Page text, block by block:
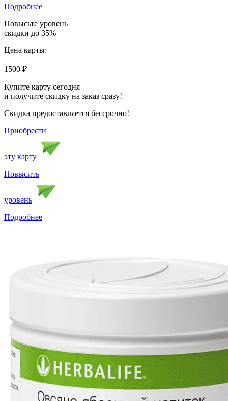
Подробнее
Повысьте уровень
скидки до 35%
Цена карты:
1500 ₽
Купите карту сегодня
и получите скидку на заказ сразу!
Скидка предоставляется бессрочно!
Приобрести
эту карту
Повысить
уровень
Подробнее